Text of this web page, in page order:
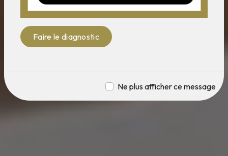
Faire le diagnostic
Ne plus afficher ce message